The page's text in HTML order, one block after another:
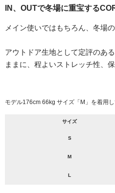
IN、OUTで冬場に重宝する
メイン使いではもちろん、冬場
アウトドア生地として定評のあ
ままに、程よいストレッチ性、
モデル176cm 66kg サイズ「M」を着用し
サイズ
S
M
L